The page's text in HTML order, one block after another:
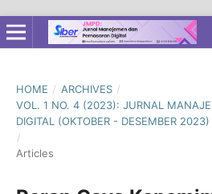
HOME / ARCHIVES /
VOL. 1 NO. 4 (2023): JURNAL
DIGITAL (OKTOBER - DESEMBER 2023)
/
Articles